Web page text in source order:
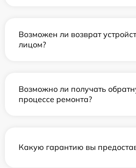
Возможен ли возврат
лицом?
Возможно ли получать
процессе ремонта?
Какую гарантию вы